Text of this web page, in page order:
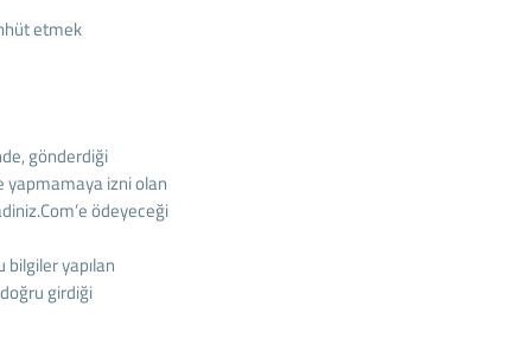
etmek
gönderdiği
yapmamaya izni olan
ödeyeceği
bilgiler yapılan
girdiği